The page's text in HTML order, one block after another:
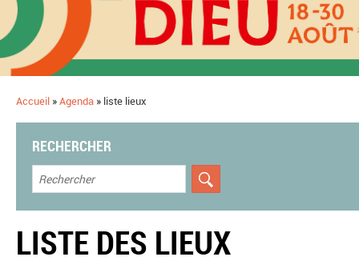
Accueil »Agenda » liste lieux
RECHERCHER
LISTE DES LIEUX